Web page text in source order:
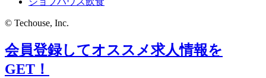
© Techouse, Inc.
会員登録してオススメ求人情報を
GET！